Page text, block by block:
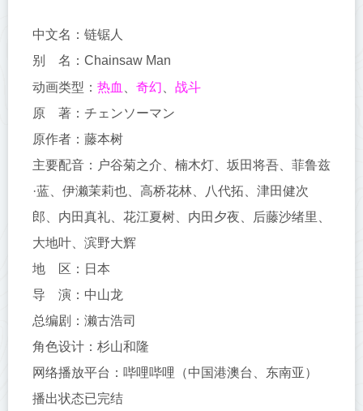
中文名：链锯人
别 名：Chainsaw Man
动画类型： 热血 奇幻 战斗
原 著：チェンソーマン
原作者：藤本树
主要配音：户谷菊之介、楠木灯、坂田将吾、菲鲁兹
·蓝、伊濑茉莉也、高桥花林、八代拓、津田健次
郎、内田真礼、花江夏树、内田夕夜、后藤沙绪里、
大地叶、滨野大辉
地 区：日本
导 演：中山龙
总编剧：濑古浩司
角色设计：杉山和隆
网络播放平台：哔哩哔哩（中国港澳台、东南亚）
播出状态已完结